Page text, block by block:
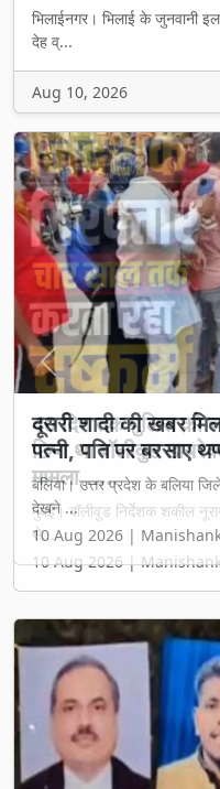
भिलाईनगर। भिलाई के जुनवानी
देह व्...
Aug 10, 2026
दूसरी शादी की खबर
पत्नी, पति पर बरसाए
बलिया। उत्तर प्रदेश के बलिया
देखने ...
10 Aug 2026 |
Previous